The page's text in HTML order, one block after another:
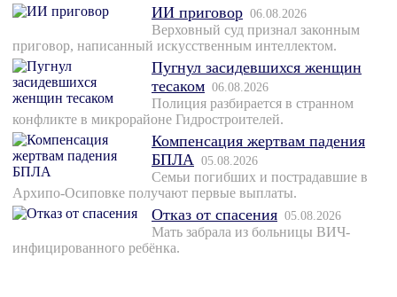
ИИ приговор 06.08.2026
Верховный суд признал законным
приговор, написанный искусственным интеллектом.
Пугнул засидевшихся женщин
тесаком 06.08.2026
Полиция разбирается в странном
конфликте в микрорайоне Гидростроителей.
Компенсация жертвам падения
БПЛА 05.08.2026
Семьи погибших и пострадавшие в
Архипо-Осиповке получают первые выплаты.
Отказ от спасения 05.08.2026
Мать забрала из больницы ВИЧ-
инфицированного ребёнка.